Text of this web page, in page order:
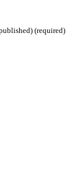
(required)